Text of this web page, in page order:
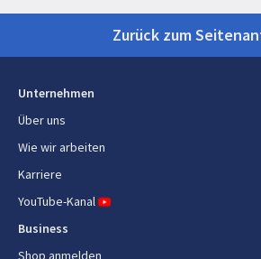
Verpackungsdaten
Paketgewicht
Verpackungshöhe
Material
Zurück zum
Unternehmen
Über uns
Wie wir arbeiten
Karriere
YouTube-Kanal
Business
Shop anmelden